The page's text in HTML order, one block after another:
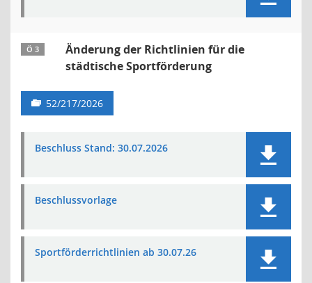
Ö 3
Änderung der Richtlinien für die
städtische Sportförderung
52/217/2026
Beschluss Stand: 30.07.2026
Beschlussvorlage
Sportförderrichtlinien ab 30.07.26